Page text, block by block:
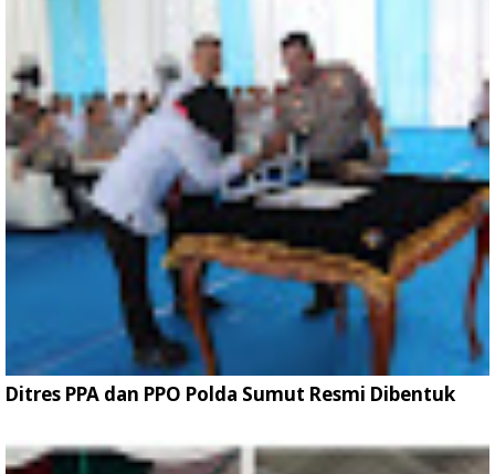
Ditres PPA dan PPO Polda Sumut Resmi Dibentuk